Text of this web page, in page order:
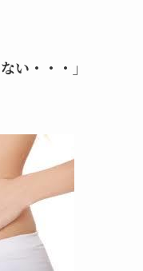
い・・・」